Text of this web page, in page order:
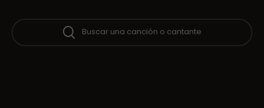
Buscar una canción o cantante